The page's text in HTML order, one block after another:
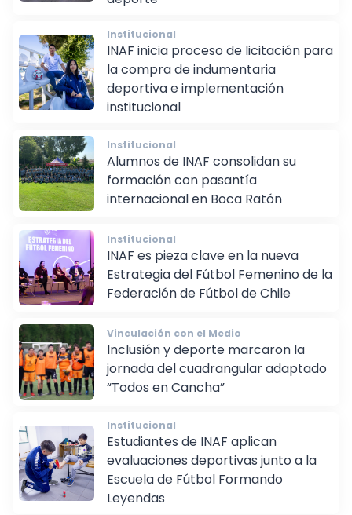
deporte
Institucional
INAF inicia proceso de licitación para
la compra de indumentaria
deportiva e implementación
Institucional
Alumnos de INAF consolidan su
formación con pasantía
Institucional
INAF es pieza clave en la nueva
Estrategia del Fútbol Femenino de la
Vinculación con el Medio
Inclusión y deporte marcaron la
jornada del cuadrangular adaptado
Institucional
Estudiantes de INAF aplican
evaluaciones deportivas junto a la
Escuela de Fútbol Formando
Leyendas